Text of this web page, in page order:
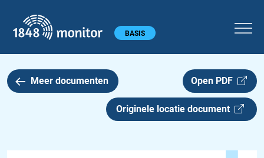
Hoofdmenu BASIS
Meer documenten Open PDF
Originele locatie document